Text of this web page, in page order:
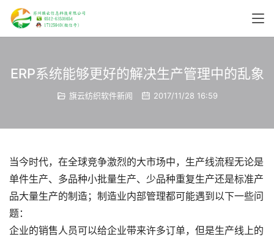
ERP系统能够更好的解决生产管理中的乱象
旗云纺织软件新闻 2017/11/28 16:59
当今时代，在全球竞争激烈的大市场中，生产线流程无论是
单件生产、多品种小批量生产、少品种重复生产还是标准产
品大量生产的制造；制造业内部管理都可能遇到以下一些问
题：
企业的销售人员可以给企业带来许多订单，但是生产线上的